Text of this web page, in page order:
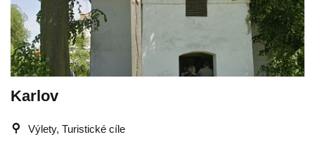
Karlov
Výlety, Turistické cíle